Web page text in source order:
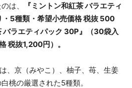
は、
『ミントン和紅茶 バラエティ
・5種類・希望小売価格 税抜 500
バラエティパック 30P』（30袋入
税抜1,200円）。
、京（みやこ）、柚子、苺、生姜
桃の厳選された5種類。